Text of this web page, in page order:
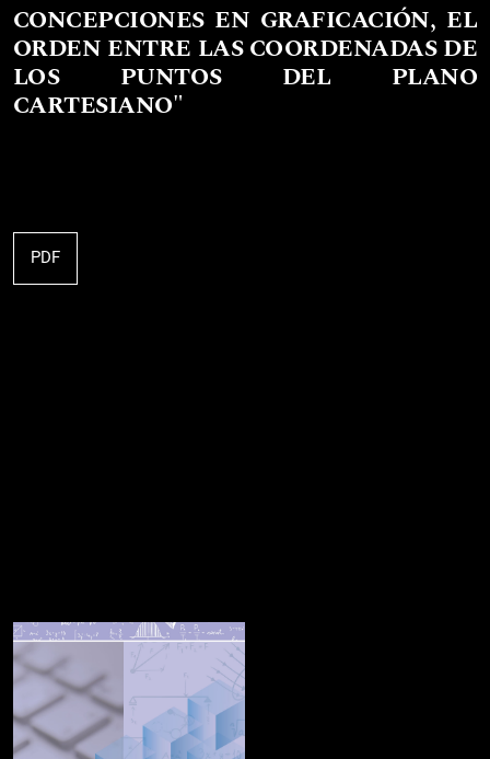
CONCEPCIONES EN GRAFICACIÓN, EL
ORDEN ENTRE LAS COORDENADAS DE
LOS PUNTOS DEL PLANO
CARTESIANO"
PDF